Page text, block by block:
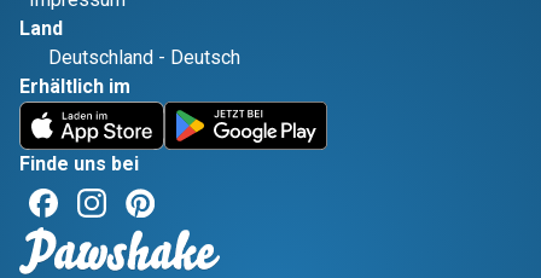
Land
Deutschland - Deutsch
Erhältlich im
Finde uns bei